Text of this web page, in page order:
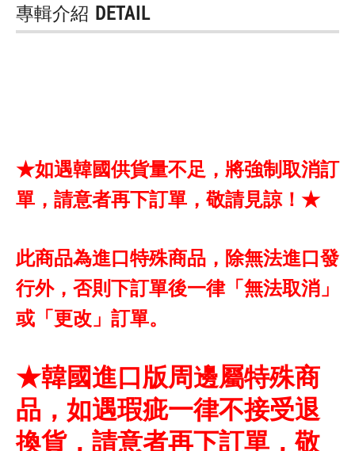
專輯介紹 DETAIL
★如遇韓國供貨量不足，將強制取消訂
單，請意者再下訂單，敬請見諒！★
此商品為進口特殊商品，除無法進口發
行外，否則下訂單後一律「無法取消」
或「更改」訂單。
★韓國進口版周邊屬特殊商
品，如遇瑕疵一律不接受退
換貨，請意者再下訂單，敬